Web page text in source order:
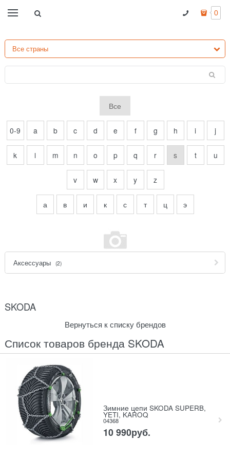
0
Все
0-9 a b c d e f g h i j
k l m n o p q r s t u
v w x y z
а в и к с т ц э
Аксессуары (2)
SKODA
Вернуться к списку брендов
Список товаров бренда SKODA
Зимние цепи SKODA SUPERB,
YETI, KAROQ
04368
10 990руб.